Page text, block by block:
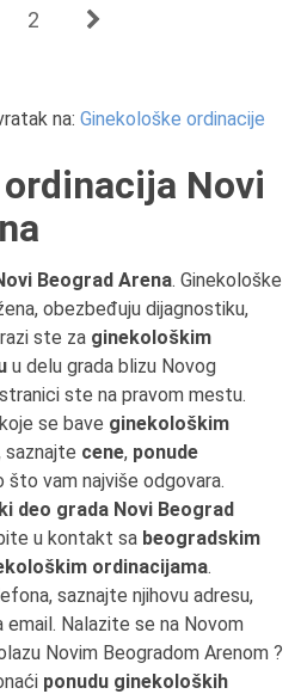
2
na: Ginekološke ordinacije
Novi
Beograd Arena. Ginekološke
obezbeđuju dijagnostiku,
ste za ginekološkim
u delu grada blizu Novog
ste na pravom mestu.
koje se bave ginekološkim
saznajte cene, ponude
vam najviše odgovara.
deo grada Novi Beograd
u kontakt sa beogradskim
ordinacijama.
saznajte njihovu adresu,
Nalazite se na Novom
Novim Beogradom Arenom ?
ponudu ginekoloških